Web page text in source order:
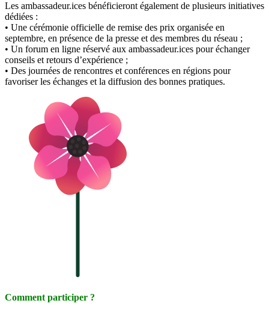
Les ambassadeur.ices bénéficieront également de plusieurs initiatives
dédiées :
• Une cérémonie officielle de remise des prix organisée en
septembre, en présence de la presse et des membres du réseau ;
• Un forum en ligne réservé aux ambassadeur.ices pour échanger
conseils et retours d’expérience ;
• Des journées de rencontres et conférences en régions pour
favoriser les échanges et la diffusion des bonnes pratiques.
Comment participer ?